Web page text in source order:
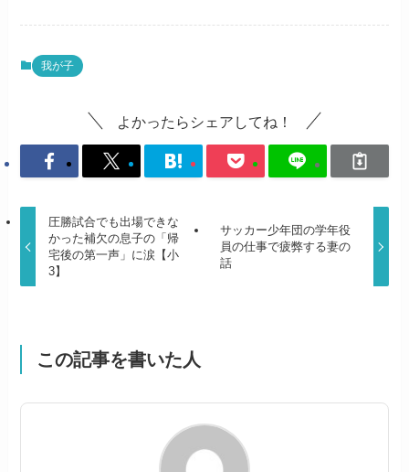
我が子
よかったらシェアしてね！
圧勝試合でも出場できな
かった補欠の息子の「帰
宅後の第一声」に涙【小
3】
サッカー少年団の学年役
員の仕事で疲弊する妻の
話
この記事を書いた人